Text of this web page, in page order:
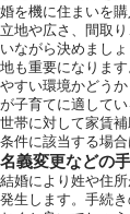
婚を機に住まいを
立地や広さ、間取
いながら決めまし
地も重要になりま
やすい環境かどう
が子育てに適して
世帯に対して家賃
条件に該当する場
名義変更などの
結婚により姓や住
発生します。手続